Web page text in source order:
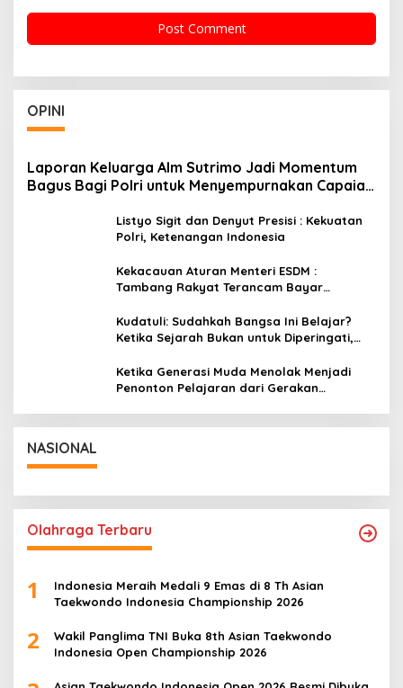
OPINI
Laporan Keluarga Alm Sutrimo Jadi Momentum
Bagus Bagi Polri untuk Menyempurnakan Capaian
Listyo Sigit dan Denyut Presisi : Kekuatan
Polri, Ketenangan Indonesia
Kekacauan Aturan Menteri ESDM :
Tambang Rakyat Terancam Bayar
Kudatuli: Sudahkah Bangsa Ini Belajar?
Ketika Sejarah Bukan untuk Diperingati,
Ketika Generasi Muda Menolak Menjadi
Penonton Pelajaran dari Gerakan
NASIONAL
Olahraga Terbaru
1
Indonesia Meraih Medali 9 Emas di 8 Th Asian
Taekwondo Indonesia Championship 2026
2
Wakil Panglima TNI Buka 8th Asian Taekwondo
Indonesia Open Championship 2026